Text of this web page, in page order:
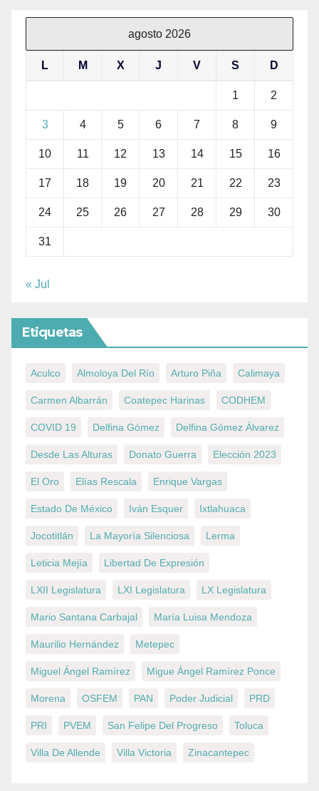
agosto 2026
L M X J V S D
1 2
3 4 5 6 7 8 9
10 11 12 13 14 15 16
17 18 19 20 21 22 23
24 25 26 27 28 29 30
31
« Jul
Etiquetas
Aculco Almoloya Del Río Arturo Piña Calimaya
Carmen Albarrán Coatepec Harinas CODHEM
COVID 19 Delfina Gómez Delfina Gómez Álvarez
Desde Las Alturas Donato Guerra Elección 2023
El Oro Elías Rescala Enrique Vargas
Estado De México Iván Esquer Ixtlahuaca
Jocotitlán La Mayoría Silenciosa Lerma
Leticia Mejía Libertad De Expresión
LXII Legislatura LXI Legislatura LX Legislatura
Mario Santana Carbajal María Luisa Mendoza
Maurilio Hernández Metepec
Miguel Ángel Ramírez Migue Ángel Ramírez Ponce
Morena OSFEM PAN Poder Judicial PRD
PRI PVEM San Felipe Del Progreso Toluca
Villa De Allende Villa Victoria Zinacantepec